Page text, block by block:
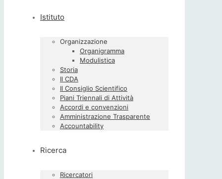
Istituto
Organizzazione
Organigramma
Modulistica
Storia
Il CDA
Il Consiglio Scientifico
Piani Triennali di Attività
Accordi e convenzioni
Amministrazione Trasparente
Accountability
Ricerca
Ricercatori